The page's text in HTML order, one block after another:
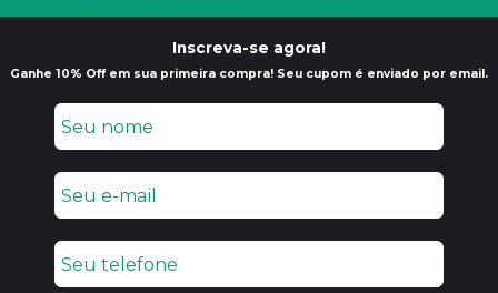
Inscreva-se agora!
Ganhe 10% Off em sua primeira compra! Seu cupom é enviado por email.